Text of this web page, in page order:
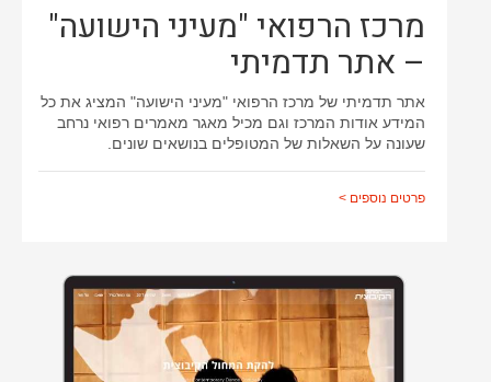
מרכז הרפואי "מעיני הישועה"
– אתר תדמיתי
אתר תדמיתי של מרכז הרפואי "מעיני הישועה" המציג את כל
המידע אודות המרכז וגם מכיל מאגר מאמרים רפואי נרחב
שעונה על השאלות של המטופלים בנושאים שונים.
פרטים נוספים >